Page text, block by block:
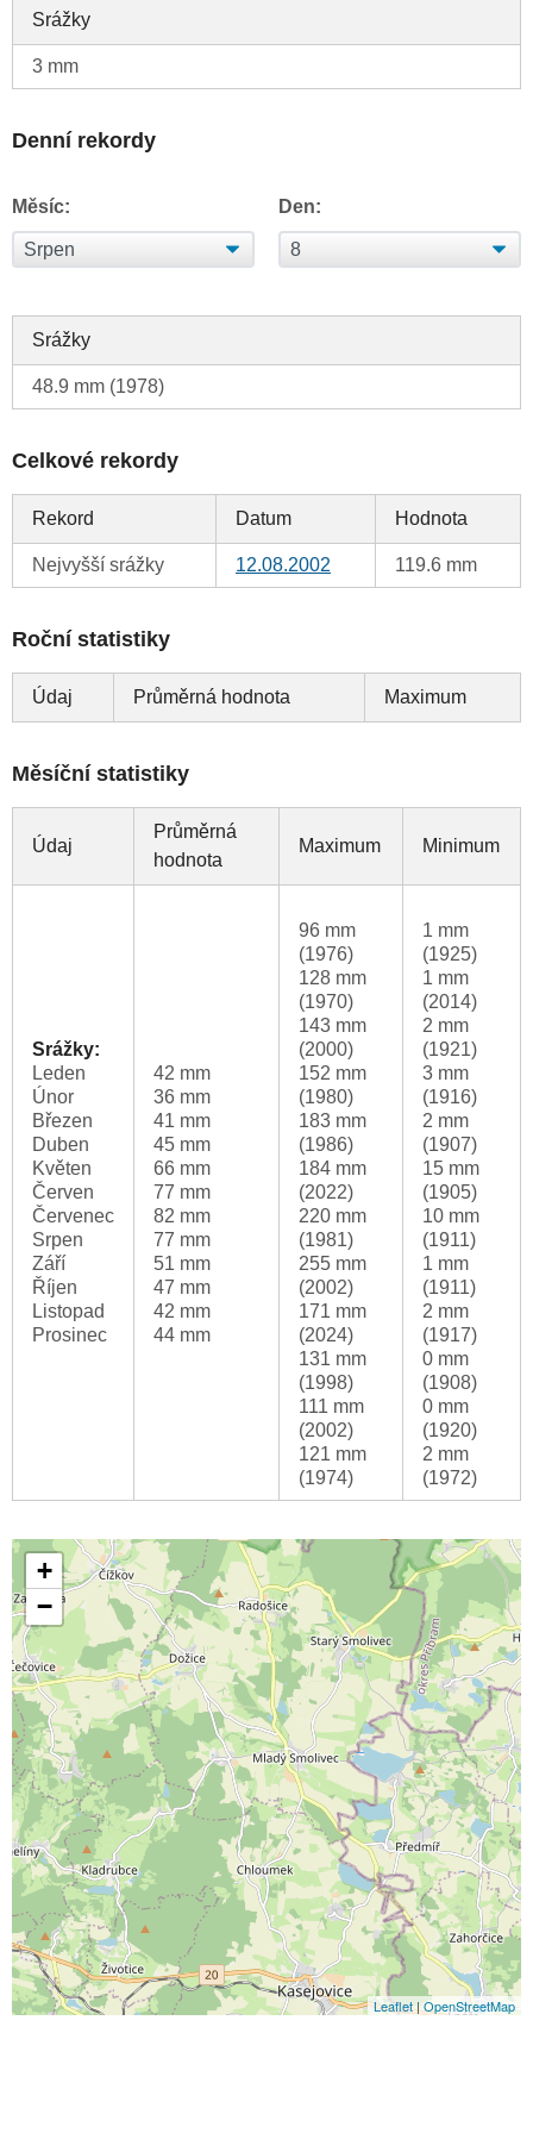
Srážky
3 mm
Denní rekordy
Měsíc: Den:
Srážky
48.9 mm (1978)
Celkové rekordy
Rekord Datum Hodnota
Nejvyšší srážky 12.08.2002 119.6 mm
Roční statistiky
Údaj Průměrná hodnota Maximum
Měsíční statistiky
Údaj
Průměrná
hodnota
Maximum Minimum
Srážky:
Leden
Únor
Březen
Duben
Květen
Červen
Červenec
Srpen
Září
Říjen
Listopad
Prosinec
42 mm
36 mm
41 mm
45 mm
66 mm
77 mm
82 mm
77 mm
51 mm
47 mm
42 mm
44 mm
96 mm
(1976)
128 mm
(1970)
143 mm
(2000)
152 mm
(1980)
183 mm
(1986)
184 mm
(2022)
220 mm
(1981)
255 mm
(2002)
171 mm
(2024)
131 mm
(1998)
111 mm
(2002)
121 mm
(1974)
1 mm
(1925)
1 mm
(2014)
2 mm
(1921)
3 mm
(1916)
2 mm
(1907)
15 mm
(1905)
10 mm
(1911)
1 mm
(1911)
2 mm
(1917)
0 mm
(1908)
0 mm
(1920)
2 mm
(1972)
+
−
Leaflet |OpenStreetMap